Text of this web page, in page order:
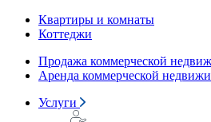
Квартиры и комнаты
Коттеджи
Продажа коммерческой
Аренда коммерческой
Услуги